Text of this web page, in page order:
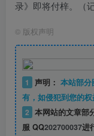
录》即将付梓。（
© 版权声明
1 声明： 本站部分
有，如侵犯到您的权
2 本网站的文章部
服 QQ202700037进